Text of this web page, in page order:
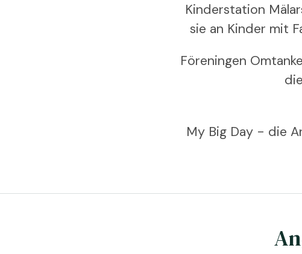
Kinderstation
sie an Kinder mit
Föreningen
My Big Day - die